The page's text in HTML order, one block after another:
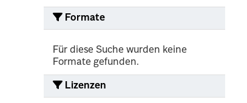
Formate
Für diese Suche wurden keine
Formate gefunden.
Lizenzen